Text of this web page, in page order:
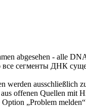
abgesehen - alle
сегменты ДНК
werden ausschließlich
offenen Quellen mit
„Problem